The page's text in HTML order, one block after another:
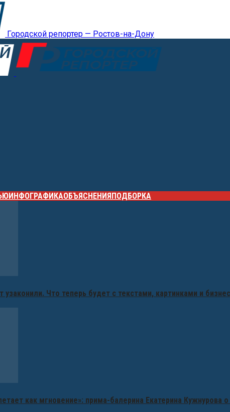
Городской репортер — Ростов-на-Дону
ИНФОГРАФИКАОБЪЯСНЕНИЯПОДБОРКА
узаконили. Что теперь будет с текстами, картинками и
как мгновение»: прима-балерина Екатерина Кужнурова